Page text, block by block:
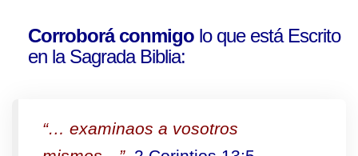
Corroborá conmigo lo que está Escrito
en la Sagrada Biblia:
“… examinaos a vosotros